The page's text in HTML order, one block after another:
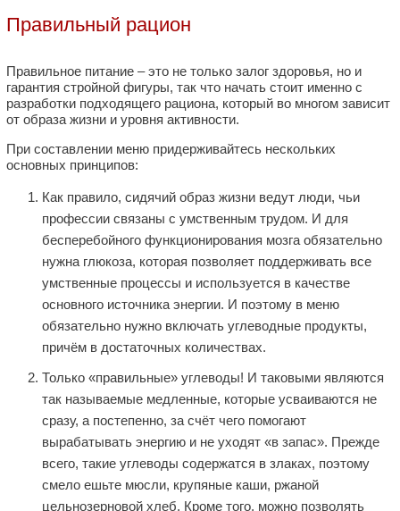
Правильный рацион
Правильное питание – это не только залог здоровья, но и
гарантия стройной фигуры, так что начать стоит именно с
разработки подходящего рациона, который во многом зависит
от образа жизни и уровня активности.
При составлении меню придерживайтесь нескольких
основных принципов:
Как правило, сидячий образ жизни ведут люди, чьи
профессии связаны с умственным трудом. И для
бесперебойного функционирования мозга обязательно
нужна глюкоза, которая позволяет поддерживать все
умственные процессы и используется в качестве
основного источника энергии. И поэтому в меню
обязательно нужно включать углеводные продукты,
причём в достаточных количествах.
Только «правильные» углеводы! И таковыми являются
так называемые медленные, которые усваиваются не
сразу, а постепенно, за счёт чего помогают
вырабатывать энергию и не уходят «в запас». Прежде
всего, такие углеводы содержатся в злаках, поэтому
смело ешьте мюсли, крупяные каши, ржаной
цельнозерновой хлеб. Кроме того, можно позволять